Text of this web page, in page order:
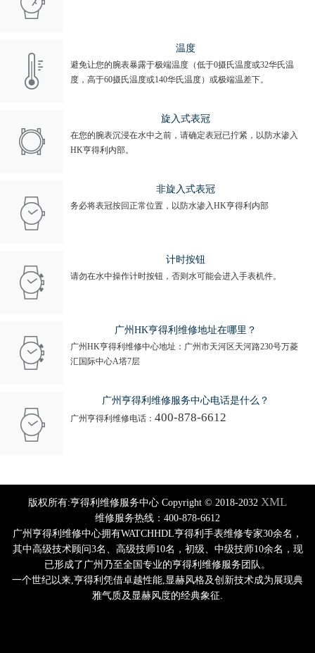
温度
避免让您的腕表暴露于极端温度（低于0摄氏温度或32华氏温
度，高于60摄氏温度或140华氏温度）或极端温差下。
旋入式表冠
在您的腕表沉浸在水中之前，请确定表冠已拧紧，以防水渗入
HK亨得利内部。
非旋入式表冠
务必将表冠按回正常位置，以防水渗入HK亨得利内部
计时按钮
请勿在水中操作计时按钮，否则水可能会进入手表机件。
广州HK亨得利维修地址在哪里？
广州HK亨得利维修中心地址：广州市天河区天河路230号万菱
汇国际中心A塔7层
广州亨得利维修服务中心电话是什么？
广州亨得利维修电话： 400-878-6612
版权所有:亨得利维修服务中心 Copyright © 2018-2032 XML
维修服务热线：400-878-6612
广州亨得利维修中心拥有WATCHHDL亨得利手表维修专家30余名，
其中高级技术顾问3名、高级技师10名，初级、中级技师10余名，现
已形成了广州乃至全国专业的亨得利维修服务团队。
一个世纪以来,亨得利凭借卓越性能,显赫风格及创新技术成为展现典
雅气质及显赫风度的经典象征.